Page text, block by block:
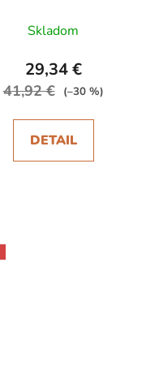
Skladom
29,34 €
41,92 € (–30 %)
DETAIL